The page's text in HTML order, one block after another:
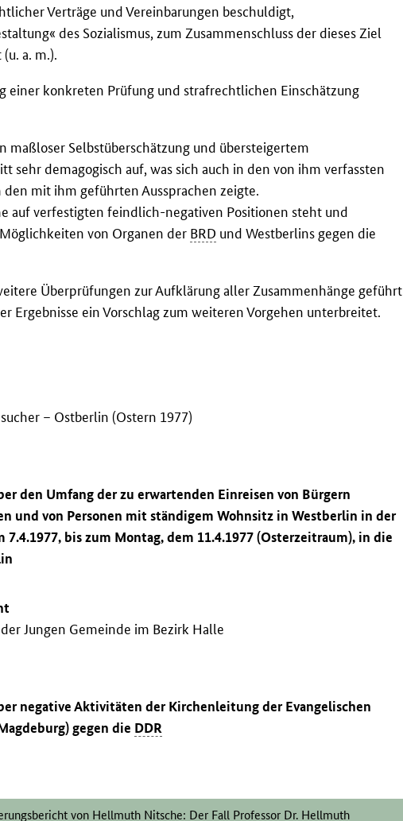
Verträge und Vereinbarungen beschuldigt,
des Sozialismus, zum Zusammenschluss der dieses Ziel
a. m.).
einer konkreten Prüfung und strafrechtlichen Einschätzung
maßloser Selbstüberschätzung und übersteigertem
sehr demagogisch auf, was sich auch in den von ihm verfassten
mit ihm geführten Aussprachen zeigte.
auf verfestigten feindlich-negativen Positionen steht und
von Organen der BRD und Westberlins gegen die
Überprüfungen zur Aufklärung aller Zusammenhänge geführt
Ergebnisse ein Vorschlag zum weiteren Vorgehen unterbreitet.
– Ostberlin (Ostern 1977)
den Umfang der zu erwartenden Einreisen von Bürgern
und von Personen mit ständigem Wohnsitz in Westberlin in der
7.4.1977, bis zum Montag, dem 11.4.1977 (Osterzeitraum), in die
Jungen Gemeinde im Bezirk Halle
negative Aktivitäten der Kirchenleitung der Evangelischen
gegen die DDR
von Hellmuth Nitsche: Der Fall Professor Dr. Hellmuth